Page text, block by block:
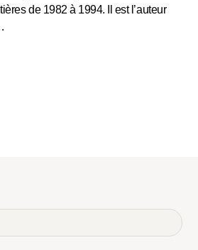
de 1982 à 1994. Il est l’auteur